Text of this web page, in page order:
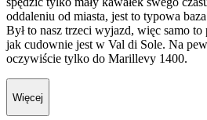
oddaleniu od miasta, jest to typowa
Był to nasz trzeci wyjazd, więc samo
jak cudownie jest w Val di Sole. Na
oczywiście tylko do Marillevy 1400.
Więcej